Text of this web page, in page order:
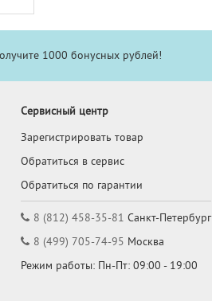
1000 бонусных рублей!
Сервисный центр
Зарегистрировать товар
Обратиться в сервис
Обратиться по гарантии
8 (812) 458-35-81 Санкт-Петербург
8 (499) 705-74-95 Москва
Режим работы: Пн-Пт: 09:00 - 19:00